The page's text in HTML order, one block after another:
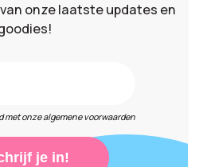
onze laatste updates en
met onze algemene voorwaarden
je in!